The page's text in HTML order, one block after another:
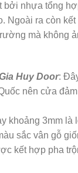
nhựa tổng
Ngoài ra còn
mà không
Huy Door:
nên cửa
khoảng 3mm
sắc vân gỗ
kết hợp pha